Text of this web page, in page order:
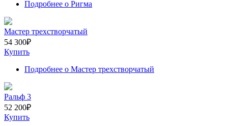
Подробнее о Ригма
Мастер трехстворчатый
54 300₽
Купить
Подробнее о Мастер трехстворчатый
Ральф 3
52 200₽
Купить